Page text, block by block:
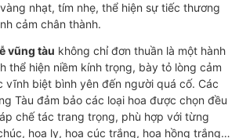
nhạt, tím nhẹ, thể hiện sự tiếc thương
cảm chân thành.
vũng tàu không chỉ đơn thuần là một hành
thể hiện niềm kính trọng, bày tỏ lòng cảm
vĩnh biệt bình yên đến người quá cố. Các
Tàu đảm bảo các loại hoa được chọn đều
chế tác trang trọng, phù hợp với từng
hoa ly, hoa cúc trắng, hoa hồng trắng…